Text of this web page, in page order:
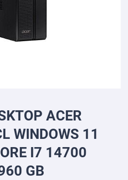
ACER
WINDOWS 11
I7 14700
GB